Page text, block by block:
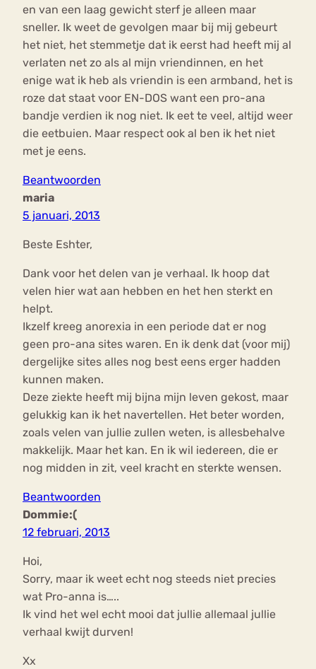
en van een laag gewicht sterf je alleen maar
sneller. Ik weet de gevolgen maar bij mij gebeurt
het niet, het stemmetje dat ik eerst had heeft mij al
verlaten net zo als al mijn vriendinnen, en het
enige wat ik heb als vriendin is een armband, het is
roze dat staat voor EN-DOS want een pro-ana
bandje verdien ik nog niet. Ik eet te veel, altijd weer
die eetbuien. Maar respect ook al ben ik het niet
met je eens.
Beantwoorden
maria
5 januari, 2013
Beste Eshter,
Dank voor het delen van je verhaal. Ik hoop dat
velen hier wat aan hebben en het hen sterkt en
helpt.
Ikzelf kreeg anorexia in een periode dat er nog
geen pro-ana sites waren. En ik denk dat (voor mij)
dergelijke sites alles nog best eens erger hadden
kunnen maken.
Deze ziekte heeft mij bijna mijn leven gekost, maar
gelukkig kan ik het navertellen. Het beter worden,
zoals velen van jullie zullen weten, is allesbehalve
makkelijk. Maar het kan. En ik wil iedereen, die er
nog midden in zit, veel kracht en sterkte wensen.
Beantwoorden
Dommie:(
12 februari, 2013
Hoi,
Sorry, maar ik weet echt nog steeds niet precies
wat Pro-anna is…..
Ik vind het wel echt mooi dat jullie allemaal jullie
verhaal kwijt durven!
Xx